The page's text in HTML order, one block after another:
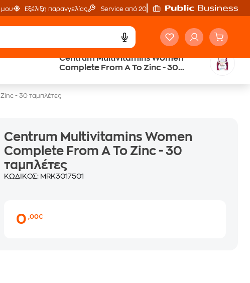
μου Εξέλιξη παραγγελίας Service από 20'
Centrum Multivitamins Women
Complete From A To Zinc - 30
Public επιστροφή €
- 30 ταμπλέτες
Centrum Multivitamins Women
Complete From A To Zinc - 30
ταμπλέτες
ΚΩΔΙΚΟΣ: MRK3017501
0,00€